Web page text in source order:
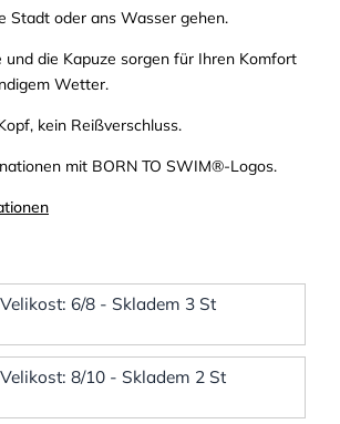
Stadt oder ans Wasser gehen.
und die Kapuze sorgen für Ihren Komfort
Wetter.
kein Reißverschluss.
mit BORN TO SWIM®-Logos.
6/8 - Skladem 3 St
8/10 - Skladem 2 St